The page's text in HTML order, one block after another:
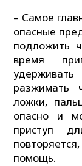
– Самое
опасные
подложить
время
разжимать
ложки,
опасно и
приступ
помощь.